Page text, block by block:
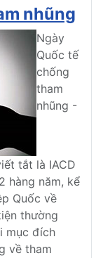
nhũng
Ngày
Quốc tế
chống
tham
nhũng -
tắt là IACD
hàng năm, kể
Quốc về
thường
mục đích
về tham